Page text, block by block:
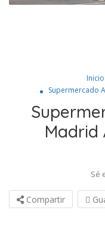
Inicio
Supermercado
Madrid
Sé
Compartir